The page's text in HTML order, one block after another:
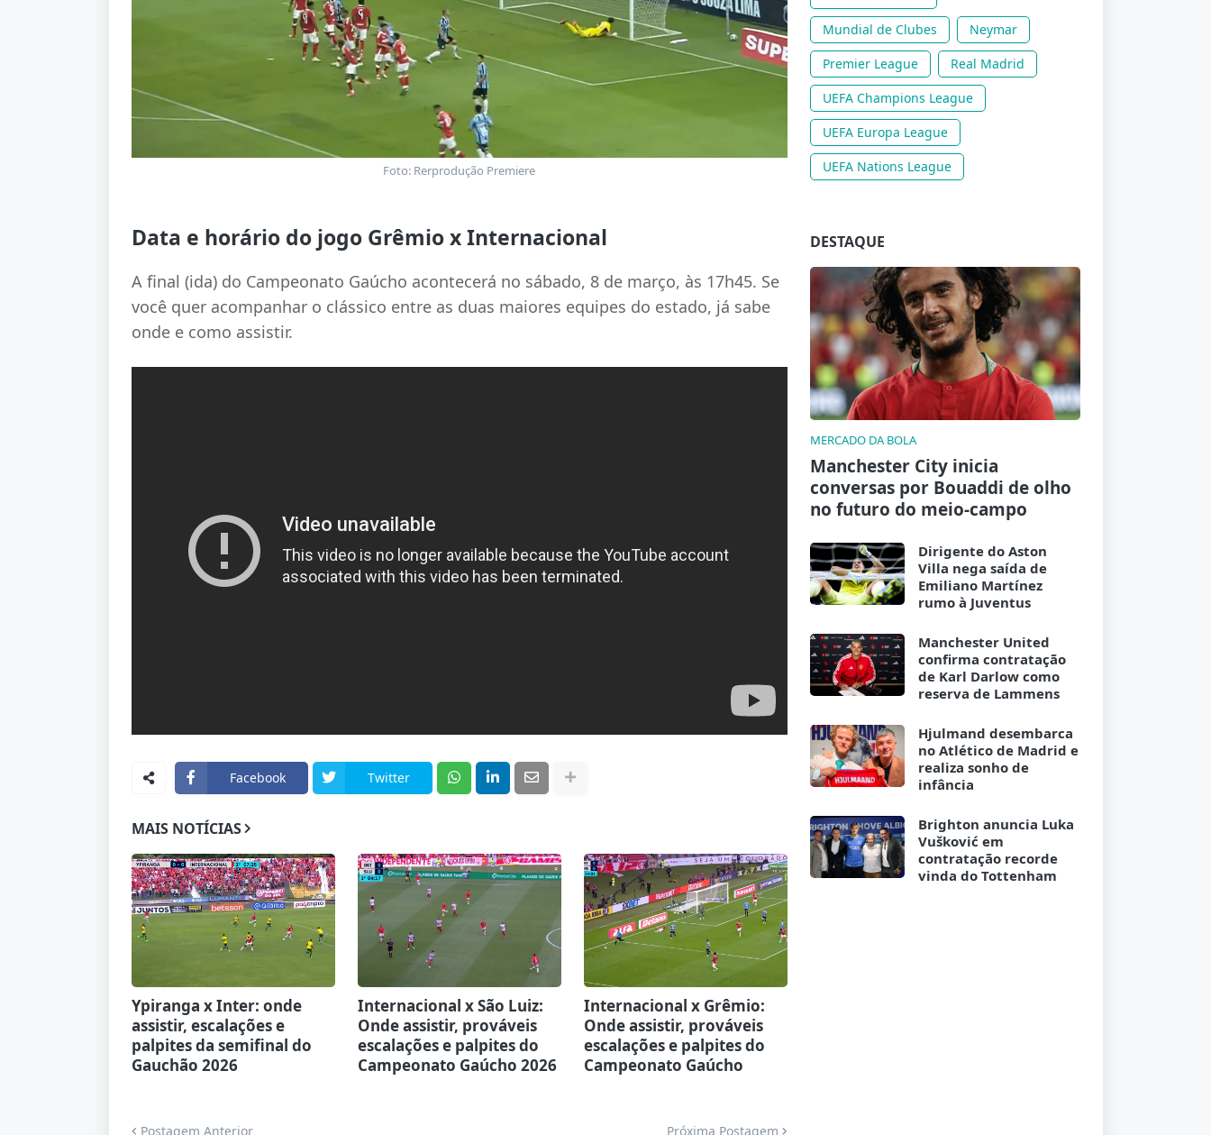
Foto: Rerprodução Premiere
Data e horário do jogo Grêmio x Internacional
A final (ida) do Campeonato Gaúcho acontecerá no sábado, 8 de março, às 17h45. Se
você quer acompanhar o clássico entre as duas maiores equipes do estado, já sabe
onde e como assistir.
Facebook Twitter
MAIS NOTÍCIAS
Ypiranga x Inter: onde
assistir, escalações e
palpites da semifinal do
Gauchão 2026
Internacional x São Luiz:
Onde assistir, prováveis
escalações e palpites do
Campeonato Gaúcho 2026
Internacional x Grêmio:
Onde assistir, prováveis
escalações e palpites do
Campeonato Gaúcho
Postagem Anterior Próxima Postagem
Mundial de Clubes
Neymar
Premier League
Real Madrid
UEFA Champions League
UEFA Europa League
UEFA Nations League
DESTAQUE
MERCADO DA BOLA
Manchester City inicia
conversas por Bouaddi de olho
no futuro do meio-campo
Dirigente do Aston
Villa nega saída de
Emiliano Martínez
rumo à Juventus
Manchester United
confirma contratação
de Karl Darlow como
reserva de Lammens
Hjulmand desembarca
no Atlético de Madrid e
realiza sonho de
infância
Brighton anuncia Luka
Vušković em
contratação recorde
vinda do Tottenham